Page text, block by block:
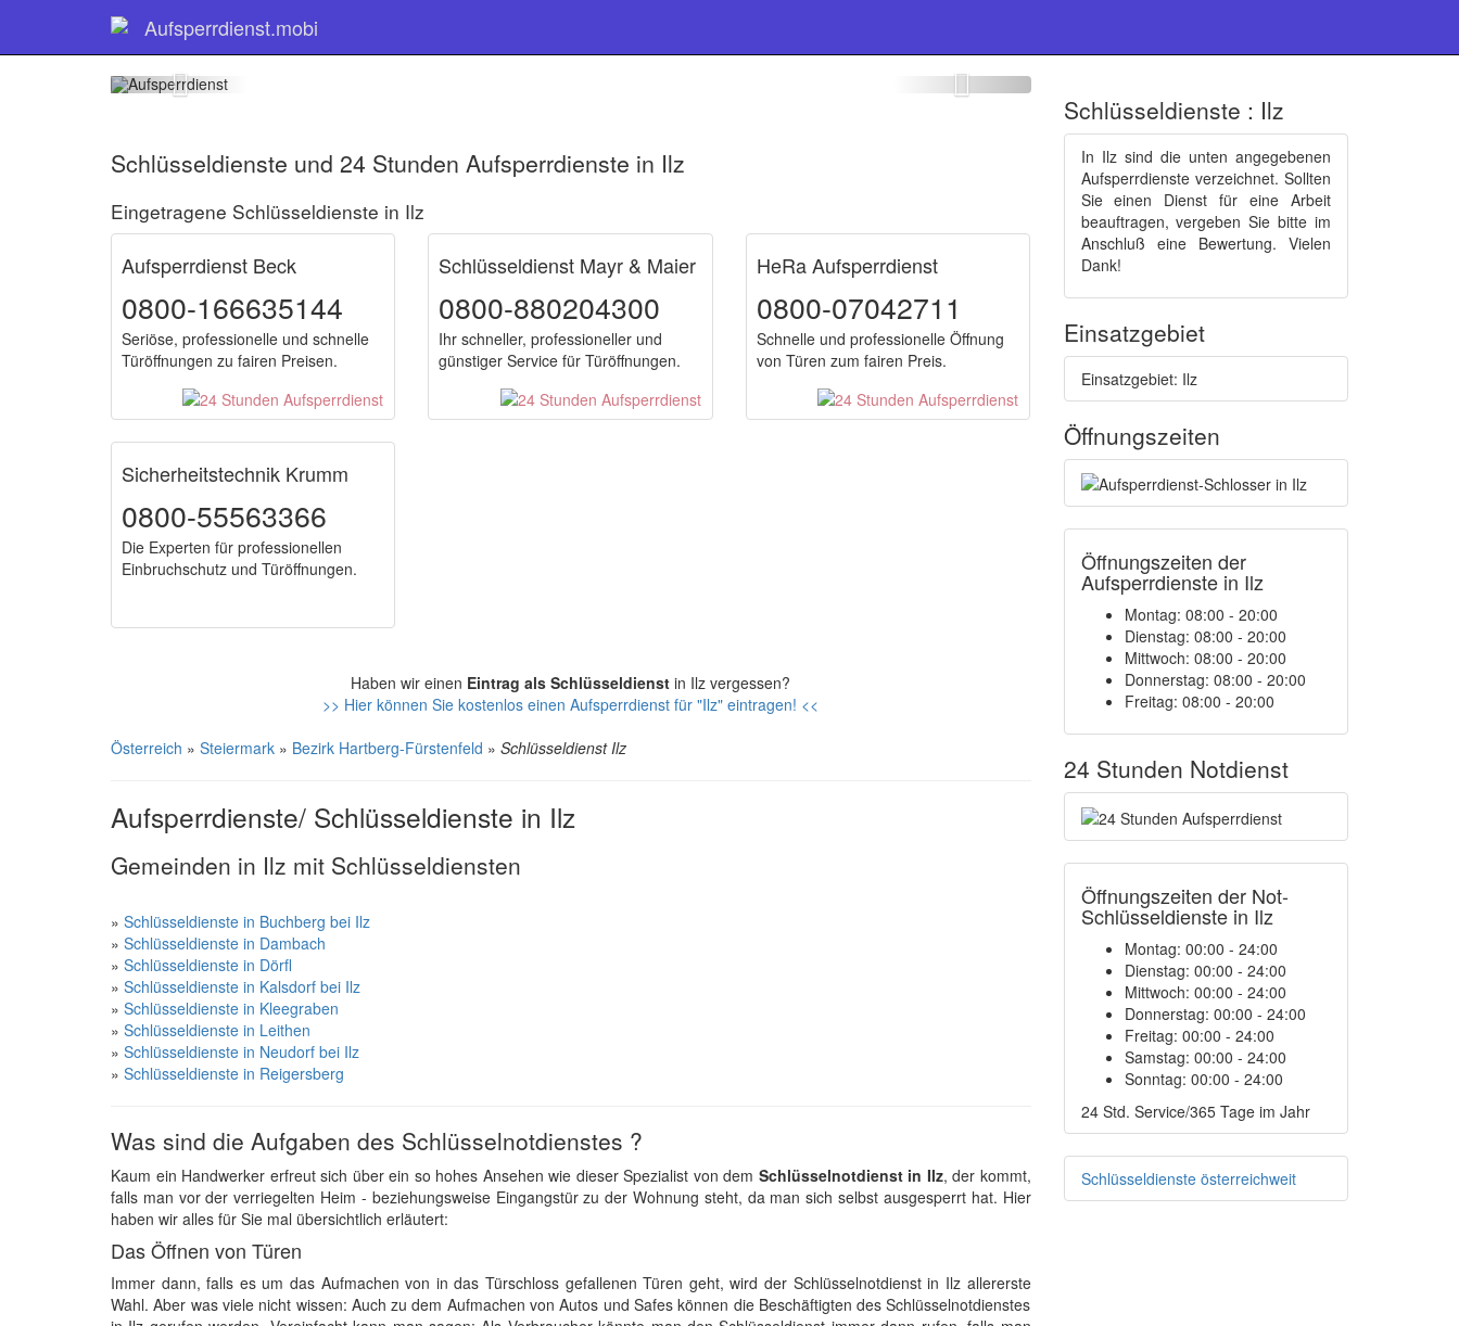
Aufsperrdienst.mobi
Schlüsseldienste und 24 Stunden Aufsperrdienste in Ilz
Eingetragene Schlüsseldienste in Ilz
Aufsperrdienst Beck
0800-166635144
Seriöse, professionelle und schnelle
Türöffnungen zu fairen Preisen.
Schlüsseldienst Mayr & Maier
0800-880204300
Ihr schneller, professioneller und
günstiger Service für Türöffnungen.
HeRa Aufsperrdienst
0800-07042711
Schnelle und professionelle Öffnung
von Türen zum fairen Preis.
Sicherheitstechnik Krumm
0800-55563366
Die Experten für professionellen
Einbruchschutz und Türöffnungen.
Haben wir einen Eintrag als Schlüsseldienst in Ilz vergessen?
>> Hier können Sie kostenlos einen Aufsperrdienst für "Ilz" eintragen! <<
Österreich » Steiermark » Bezirk Hartberg-Fürstenfeld » Schlüsseldienst Ilz
Aufsperrdienste/ Schlüsseldienste in Ilz
Gemeinden in Ilz mit Schlüsseldiensten
» Schlüsseldienste in Buchberg bei Ilz
» Schlüsseldienste in Dambach
» Schlüsseldienste in Dörfl
» Schlüsseldienste in Kalsdorf bei Ilz
» Schlüsseldienste in Kleegraben
» Schlüsseldienste in Leithen
» Schlüsseldienste in Neudorf bei Ilz
» Schlüsseldienste in Reigersberg
Was sind die Aufgaben des Schlüsselnotdienstes ?
Kaum ein Handwerker erfreut sich über ein so hohes Ansehen wie dieser Spezialist von dem Schlüsselnotdienst in Ilz, der kommt,
falls man vor der verriegelten Heim - beziehungsweise Eingangstür zu der Wohnung steht, da man sich selbst ausgesperrt hat. Hier
haben wir alles für Sie mal übersichtlich erläutert:
Das Öffnen von Türen
Immer dann, falls es um das Aufmachen von in das Türschloss gefallenen Türen geht, wird der Schlüsselnotdienst in Ilz allererste
Wahl. Aber was viele nicht wissen: Auch zu dem Aufmachen von Autos und Safes können die Beschäftigten des Schlüsselnotdienstes
Schlüsseldienste : Ilz
In Ilz sind die unten angegebenen
Aufsperrdienste verzeichnet. Sollten
Sie einen Dienst für eine Arbeit
beauftragen, vergeben Sie bitte im
Anschluß eine Bewertung. Vielen
Dank!
Einsatzgebiet
Einsatzgebiet: Ilz
Öffnungszeiten
Öffnungszeiten der
Aufsperrdienste in Ilz
Montag: 08:00 - 20:00
Dienstag: 08:00 - 20:00
Mittwoch: 08:00 - 20:00
Donnerstag: 08:00 - 20:00
Freitag: 08:00 - 20:00
24 Stunden Notdienst
Öffnungszeiten der Not-
Schlüsseldienste in Ilz
Montag: 00:00 - 24:00
Dienstag: 00:00 - 24:00
Mittwoch: 00:00 - 24:00
Donnerstag: 00:00 - 24:00
Freitag: 00:00 - 24:00
Samstag: 00:00 - 24:00
Sonntag: 00:00 - 24:00
24 Std. Service/365 Tage im Jahr
Schlüsseldienste österreichweit